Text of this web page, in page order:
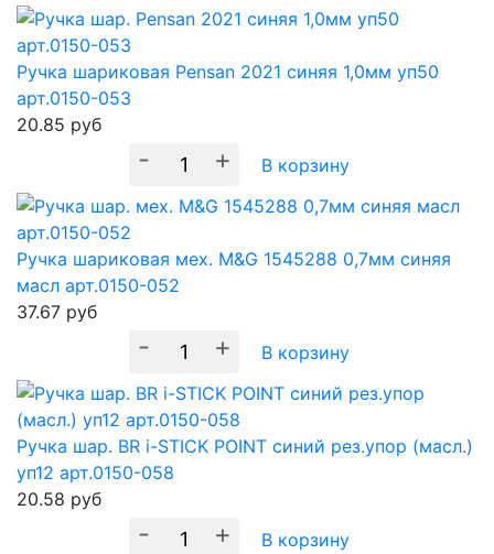
Ручка шариковая Pensan 2021 синяя 1,0мм уп50
арт.0150-053
20.85 руб
- + В корзину
Ручка шариковая мех. M&G 1545288 0,7мм синяя
масл арт.0150-052
37.67 руб
- + В корзину
Ручка шар. BR i-STICK POINT синий рез.упор (масл.)
уп12 арт.0150-058
20.58 руб
- + В корзину